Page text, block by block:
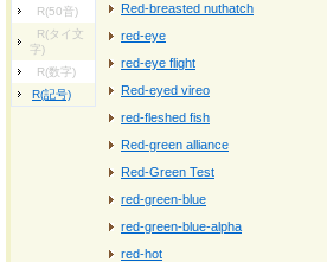
R(50音)
R(タイ文
字)
R(数字)
R(記号)
Red-breasted nuthatch
red-eye
red-eye flight
Red-eyed vireo
red-fleshed fish
Red-green alliance
Red-Green Test
red-green-blue
red-green-blue-alpha
red-hot